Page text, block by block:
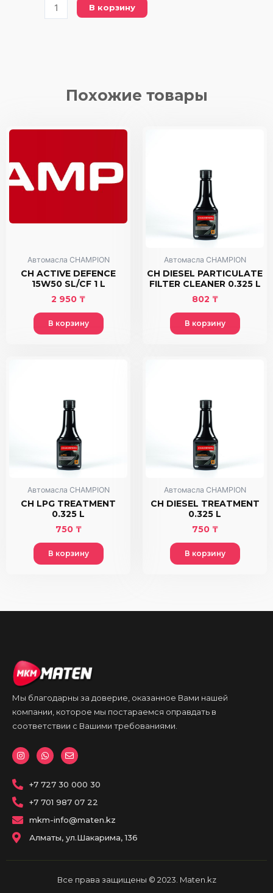
Количество
товара
В корзину
Похожие товары
Автомасла CHAMPION
CH ACTIVE DEFENCE
15W50 SL/CF 1 L
2 950 ₸
В корзину
Автомасла CHAMPION
CH DIESEL PARTICULATE
FILTER CLEANER 0.325 L
802 ₸
В корзину
Автомасла CHAMPION
CH LPG TREATMENT
0.325 L
750 ₸
В корзину
Автомасла CHAMPION
CH DIESEL TREATMENT
0.325 L
750 ₸
В корзину
Мы благодарны за доверие, оказанное Вами нашей
компании, которое мы постараемся оправдать в
соответствии с Вашими требованиями.
I
n
s
a
g
r
a
m
W
h
a
s
p
E
n
v
p
+7 727 30 000 30
+7 701 987 07 22
mkm-info@maten.kz
Алматы, ул.Шакарима, 136
Все права защищены © 2023. Maten.kz